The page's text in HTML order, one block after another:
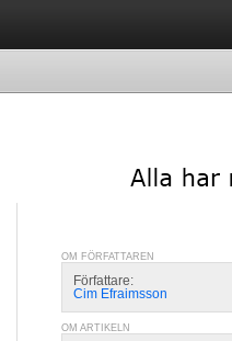
OM FÖRFATTAREN
Författare:
Cim Efraimsson
OM ARTIKELN